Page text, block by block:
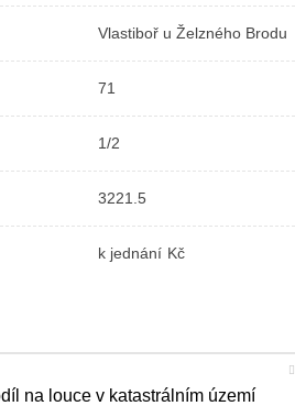
Vlastiboř u Želzného Brodu
71
1/2
3221.5
k jednání
na louce v katastrálním území